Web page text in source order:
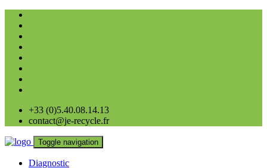
+33 (0)5.40.08.14.13
contact@je-recycle.fr
Toggle navigation
Diagnostic